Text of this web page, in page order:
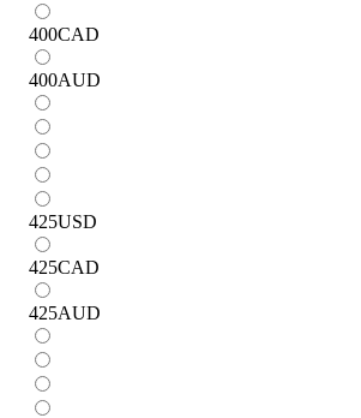
400CAD
400AUD
425USD
425CAD
425AUD